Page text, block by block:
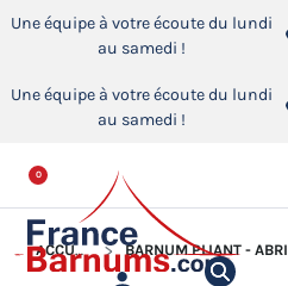
Une équipe à votre écoute du lundi
au samedi !
Une équipe à votre écoute du lundi
au samedi !
0
ACCUEIL BARNUM PLIANT - ABRI PLIABLE ACIER LOISIRS